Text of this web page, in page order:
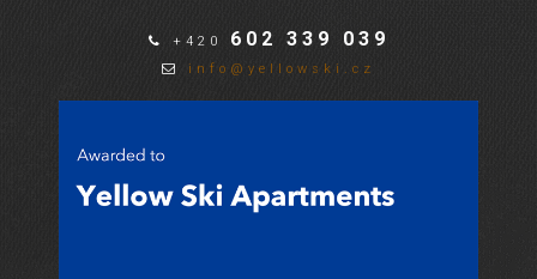
+420 602 339 039
info@yellowski.cz